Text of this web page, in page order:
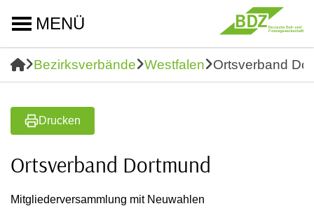
MENÜ
Bezirksverbände Westfalen Ortsverband
Drucken
Ortsverband Dortmund
Mitgliederversammlung mit Neuwahlen